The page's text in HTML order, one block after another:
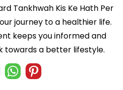
Tankhwah Kis Ke Hath Per
journey to a healthier life.
keeps you informed and
towards a better lifestyle.